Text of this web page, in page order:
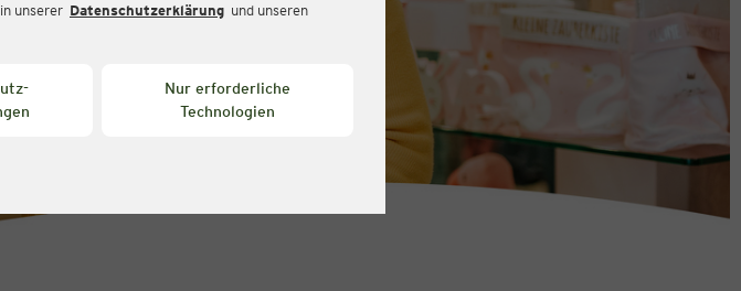
unserer Datenschutzerklärung und unseren
Nur erforderliche
Technologien